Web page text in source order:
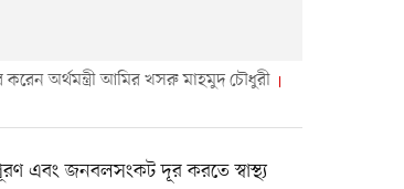
করেন অর্থমন্ত্রী আমির খসরু মাহমুদ চৌধুরী
এবং জনবলসংকট দূর করতে স্বাস্থ্য